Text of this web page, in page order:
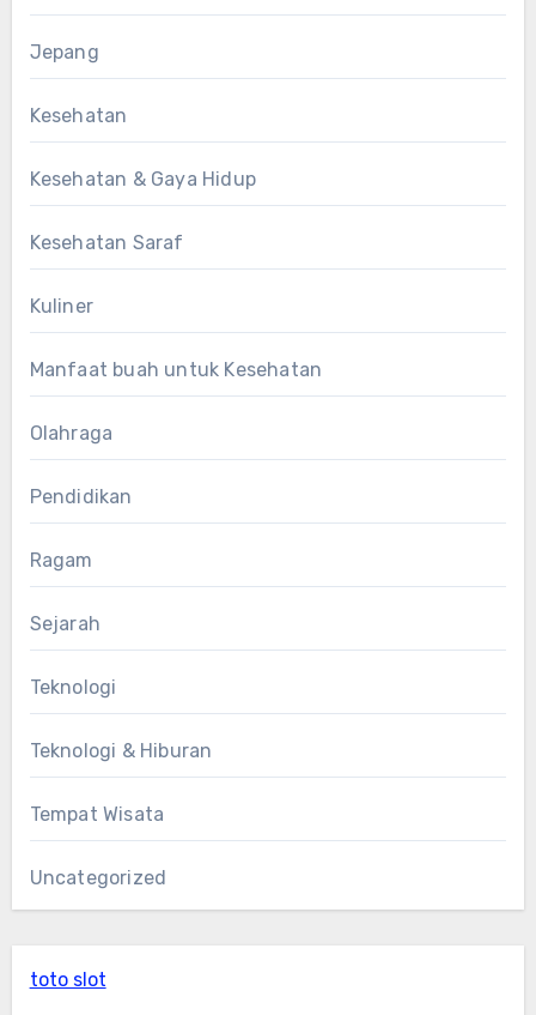
Jepang
Kesehatan
Kesehatan & Gaya Hidup
Kesehatan Saraf
Kuliner
Manfaat buah untuk Kesehatan
Olahraga
Pendidikan
Ragam
Sejarah
Teknologi
Teknologi & Hiburan
Tempat Wisata
Uncategorized
toto slot